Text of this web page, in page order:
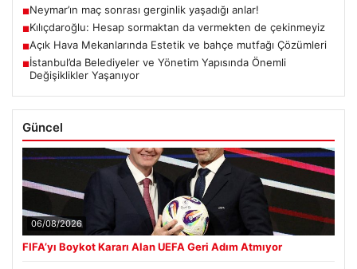
■Neymar’ın maç sonrası gerginlik yaşadığı anlar!
■Kılıçdaroğlu: Hesap sormaktan da vermekten de çekinmeyiz
■Açık Hava Mekanlarında Estetik ve bahçe mutfağı Çözümleri
■İstanbul’da Belediyeler ve Yönetim Yapısında Önemli
Değişiklikler Yaşanıyor
Güncel
06/08/2026
FIFA’yı Boykot Kararı Alan UEFA Geri Adım Atmıyor